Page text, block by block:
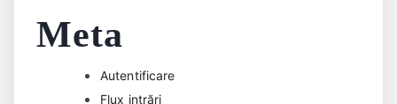
Meta
Autentificare
Flux intrări